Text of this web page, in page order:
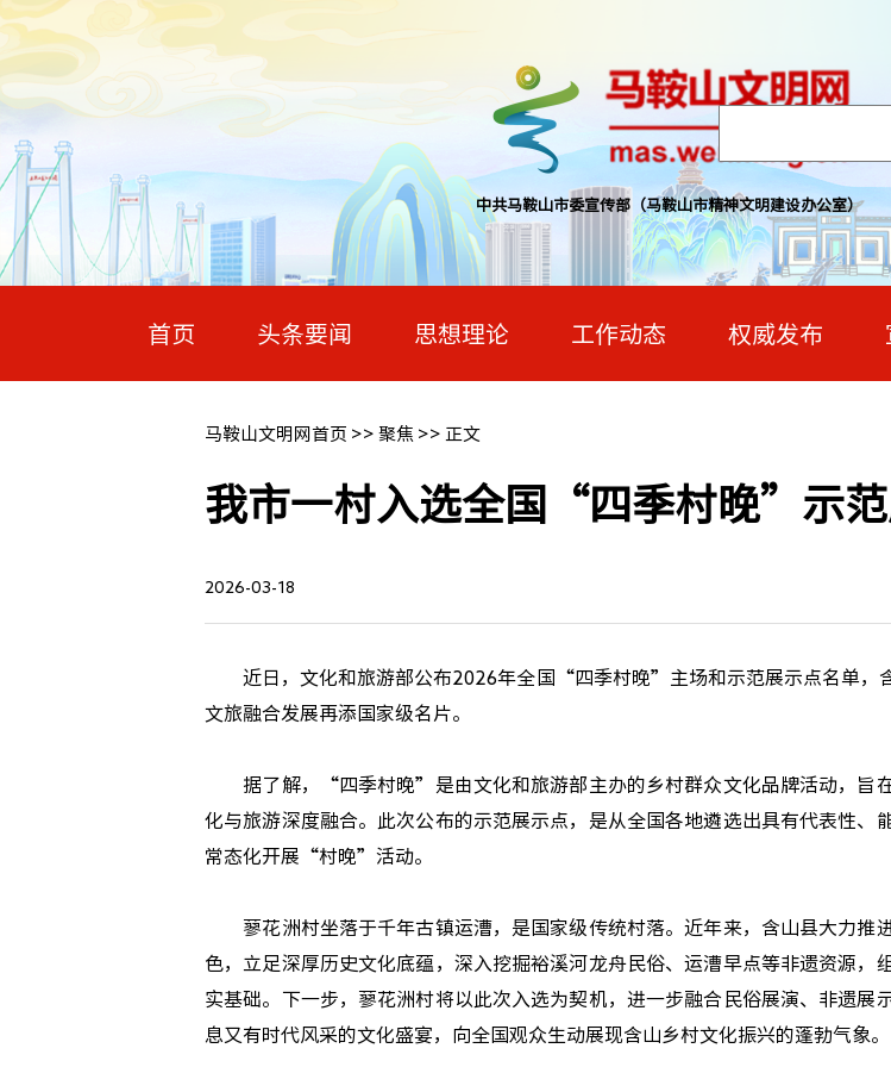
中共马鞍山市委宣传部（马鞍山市精神文明建设办公室）
首页 头条要闻 思想理论 工作动态 权威发布
马鞍山文明网首页 >> 聚焦 >> 正文
我市一村入选全国“四季村晚”示
2026-03-18
近日，文化和旅游部公布2026年全国“四季村晚”主场和示范展示点名单，
文旅融合发展再添国家级名片。
据了解，“四季村晚”是由文化和旅游部主办的乡村群众文化品牌活动，旨
化与旅游深度融合。此次公布的示范展示点，是从全国各地遴选出具有代表性
常态化开展“村晚”活动。
蓼花洲村坐落于千年古镇运漕，是国家级传统村落。近年来，含山县大力推
色，立足深厚历史文化底蕴，深入挖掘裕溪河龙舟民俗、运漕早点等非遗资源
实基础。下一步，蓼花洲村将以此次入选为契机，进一步融合民俗展演、非遗
息又有时代风采的文化盛宴，向全国观众生动展现含山乡村文化振兴的蓬勃气象。